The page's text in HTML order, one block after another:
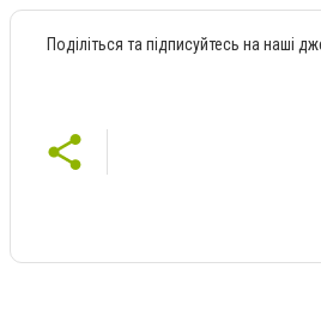
Поділіться та підписуйтесь на наші